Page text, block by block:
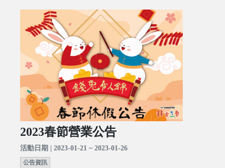
2023春節營業公告
活動日期 | 2023-01-21 ~ 2023-01-26
公告資訊